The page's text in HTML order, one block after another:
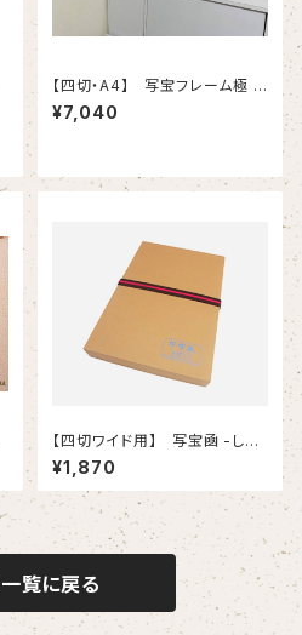
【四切・A4】 写宝フレーム極 (
kiwami) in kioku-（ 小/ ブラッ
ク ）
¥7,040
【四切ワイド用】 写宝凾 -しゃ
ほうかん-
¥1,870
覧に戻る